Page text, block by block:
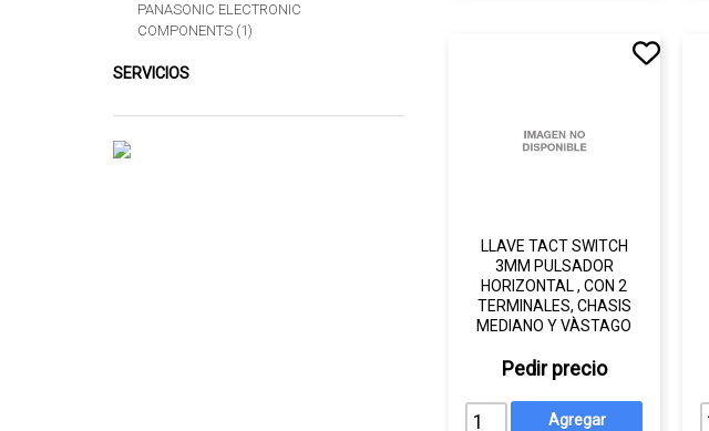
PANASONIC ELECTRONIC
COMPONENTS (1)
SERVICIOS
LLAVE TACT SWITCH
3MM PULSADOR
HORIZONTAL , CON 2
TERMINALES, CHASIS
MEDIANO Y VÀSTAGO
Pedir precio